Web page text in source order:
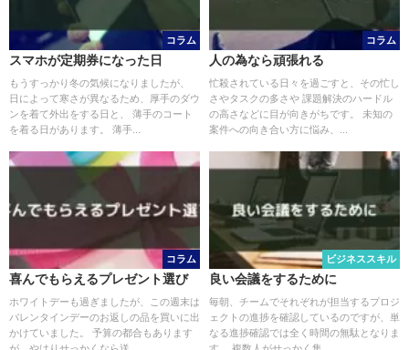
コラム
スマホが定期券になった日
もうすっかり冬の気候になりましたが、
日によって寒さが異なるため、厚手のダウ
ンを着て外出をする日と、 薄手のコート
を着る日があります。 薄手...
コラム
人の為なら頑張れる
忙殺されている日々を過ごすと、その忙し
さやタスクの多さや 課題解決のハードル
の高さなどに目が向きがちです。 未知の
案件への向き合い方に悩み、...
コラム
喜んでもらえるプレゼント選び
ホワイトデーも過ぎましたが、この週末は
バレンタインデーのお返しの品を買いに出
かけていました。 予算の都合もあります
ビジネススキル
良い会議をするために
毎朝、チームでそれぞれが担当するプロジ
ェクトの進捗を確認しているのですが、単
なる進捗確認では全く時間の無駄となりま